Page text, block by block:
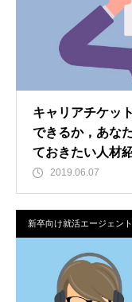
キャリアチケッ
できるか，あな
ておきたい人材
2019.06.07
新卒向け就活エージェント